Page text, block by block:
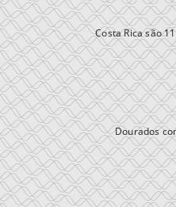
Costa Rica são
Dourados